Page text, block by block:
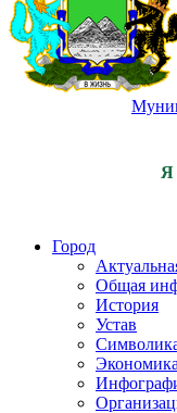
Я
Город
Общая
История
Устав
Экономика